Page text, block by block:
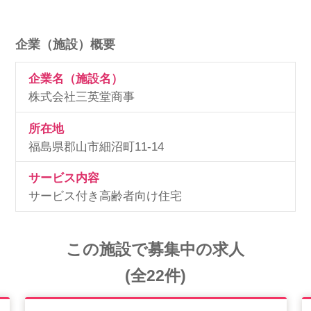
企業（施設）概要
企業名（施設名）
株式会社三英堂商事
所在地
福島県郡山市細沼町11-14
サービス内容
サービス付き高齢者向け住宅
この施設で募集中の求人
(全22件)